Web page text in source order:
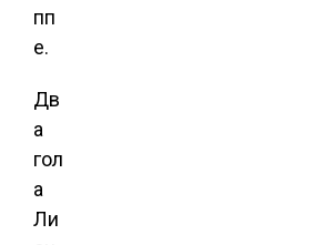
пп
е.
Дв
а
гол
а
Ли